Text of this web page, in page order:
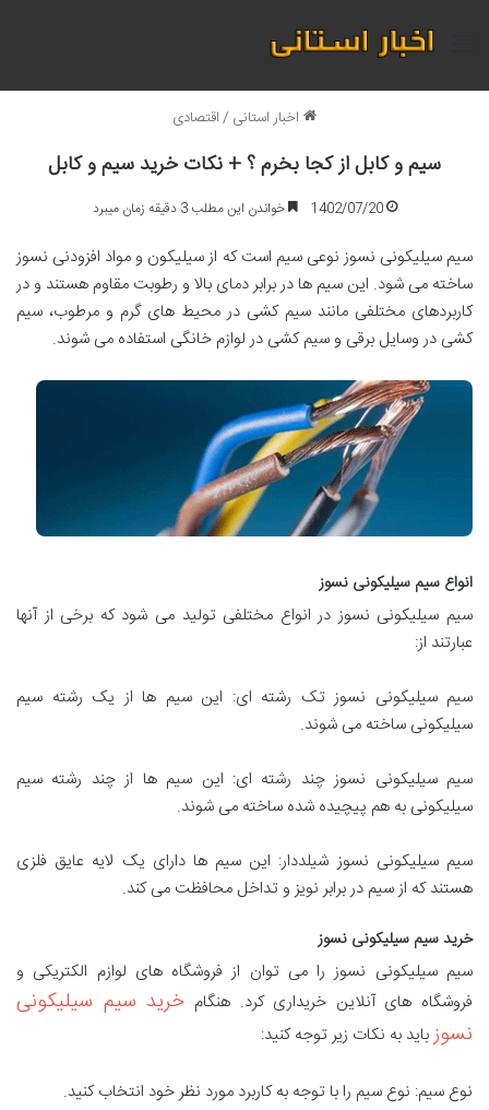
منو
اخبار استانی /اقتصادی
سیم و کابل از کجا بخرم ؟ + نکات خرید سیم و کابل
1402/07/20 خواندن این مطلب 3 دقیقه زمان میبرد
سیم سیلیکونی نسوز نوعی سیم است که از سیلیکون و مواد افزودنی نسوز
ساخته می شود. این سیم ها در برابر دمای بالا و رطوبت مقاوم هستند و در
کاربردهای مختلفی مانند سیم کشی در محیط های گرم و مرطوب، سیم
کشی در وسایل برقی و سیم کشی در لوازم خانگی استفاده می شوند.
انواع سیم سیلیکونی نسوز
سیم سیلیکونی نسوز در انواع مختلفی تولید می شود که برخی از آنها
عبارتند از:
سیم سیلیکونی نسوز تک رشته ای: این سیم ها از یک رشته سیم
سیلیکونی ساخته می شوند.
سیم سیلیکونی نسوز چند رشته ای: این سیم ها از چند رشته سیم
سیلیکونی به هم پیچیده شده ساخته می شوند.
سیم سیلیکونی نسوز شیلددار: این سیم ها دارای یک لایه عایق فلزی
هستند که از سیم در برابر نویز و تداخل محافظت می کند.
خرید سیم سیلیکونی نسوز
سیم سیلیکونی نسوز را می توان از فروشگاه های لوازم الکتریکی و
فروشگاه های آنلاین خریداری کرد. هنگام خرید سیم سیلیکونی
نسوزباید به نکات زیر توجه کنید:
نوع سیم: نوع سیم را با توجه به کاربرد مورد نظر خود انتخاب کنید.